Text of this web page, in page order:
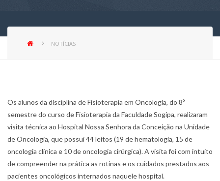
NOTÍCIAS
Os alunos da disciplina de Fisioterapia em Oncologia, do 8º
semestre do curso de Fisioterapia da Faculdade Sogipa, realizaram
visita técnica ao Hospital Nossa Senhora da Conceição na Unidade
de Oncologia, que possui 44 leitos (19 de hematologia, 15 de
oncologia clínica e 10 de oncologia cirúrgica). A visita foi com intuito
de compreender na prática as rotinas e os cuidados prestados aos
pacientes oncológicos internados naquele hospital.